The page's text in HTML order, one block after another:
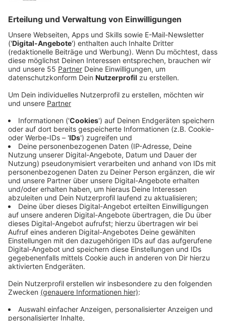
Während Freya Ridings Hit "Castles noch in unseren
Ohrwindungen sein Unwesen treibt, drängte der
Vorbote "Weekends" ihres neuen Albums "Blood
Orange" direkt hinterher. Wir kriegen die Nord-
Londonerin wohl so schnell nicht mehr aus dem Kopf.
"Blood Orange", unser Album der Woche sorgt
vermutlich dafür, dass es so bleibt. 14 Songs laden
zum Tanzen, Träumen und mitfühlen ein.
"Mit diesem Album wollte ich Sachen sagen, bei denen
ich mich schwertue, sie Menschen direkt ins Gesicht
zu sagen. Ich habe gezielt Dinge ausgewählt, über die
es mir schwerfällt zu sprechen und wollte
stattdessen über sie schreiben und singen. Darum ging
es mir bei „Blood Orange": mich selbst damit zu
erschrecken, wie ehrlich Songs sein können", so Freya
Ridings im Herbst 2022. Man könnte also sagen:
"Blood Orange" ist das Album, dass sie eigentlich nicht
machen wollte. Gut, dass sie es trotzdem gemacht
hat.
Anzeige